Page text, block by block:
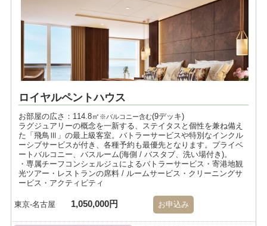
ロイヤルペントハウス
お部屋の広さ：114.8㎡ ※バルコニー含む(9デッキ)
ラグジュアリーの概念を一新する、ステイタスと個性を兼ね備え
た「飛鳥Ⅲ」の最上級客室。バトラーサービスや特別なインクル
ーシブサービスが付き、各種予約も最優先となります。プライベ
ートバルコニー、バスルーム(海側 / バスタブ、洗い場付き)。
・専属チーフコンシェルジュによるバトラーサービス・寄港地観
光ツアー・レストランの席料 / ルームサービス・クリーニングサ
ービス・アクティビティ
東京-名古屋 1,050,000円 お申込み